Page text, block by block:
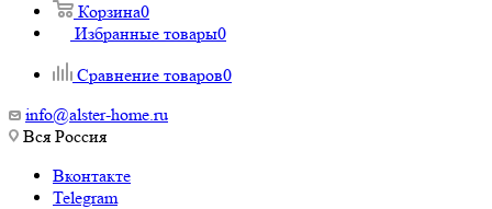
Корзина0
Избранные товары0
Сравнение товаров0
info@alster-home.ru
Вся Россия
Вконтакте
Telegram